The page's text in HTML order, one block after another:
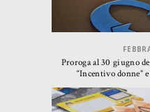
Proroga al 30 giugno
“Incentivo donne”